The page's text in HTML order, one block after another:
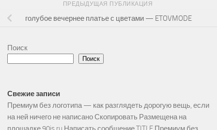
ПРЕДЫДУЩАЯ ПУБЛИКАЦИЯ
голубое вечернее платье с цветами — ETOVMODE
Поиск
Поиск
Свежие записи
Премиум без логотипа — как разглядеть дорогую вещь, если
на ней ничего не написано Скопировать Размещена на